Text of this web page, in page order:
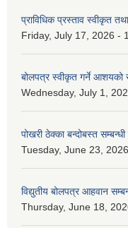
प्राविधिक प्रस्ताव स्वीकृत
Friday, July 17, 2026 -
बोलपत्र स्वीकृत गर्ने आशयको
Wednesday, July 1,
पोखरी ठेक्का बन्दोबस्त
Tuesday, June 23,
विद्युतीय बोलपत्र आहवान
Thursday, June 18,